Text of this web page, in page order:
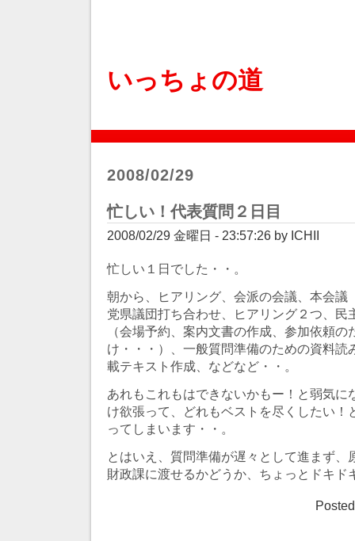
いっちょの道
2008/02/29
忙しい！代表質問２日目
2008/02/29 金曜日 - 23:57:26 by ICHII
忙しい１日でした・・。
朝から、ヒアリング、会派の会議、本会議
党県議団打ち合わせ、ヒアリング２つ、民
（会場予約、案内文書の作成、参加依頼
け・・・）、一般質問準備のための資料読
載テキスト作成、などなど・・。
あれもこれもはできないかもー！と弱気に
け欲張って、どれもベストを尽くしたい！
ってしまいます・・。
とはいえ、質問準備が遅々として進まず、
財政課に渡せるかどうか、ちょっとドキド